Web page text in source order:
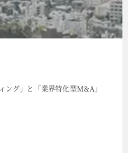
ング」と「業界特化型M&A」